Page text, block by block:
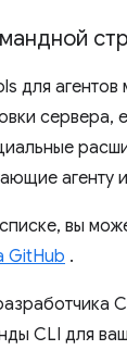
для
агенту
вы
GitHub .
CLI для